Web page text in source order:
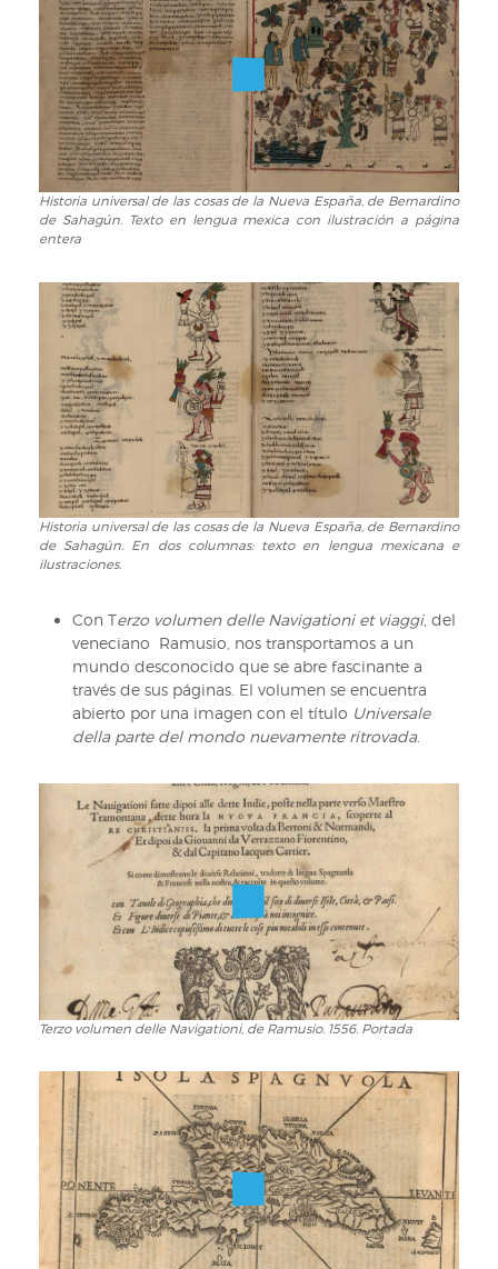
Nueva
España,
Bernardino
Sahagún.
Comienzo
del
manuscrito
Historia
universal
cosas
Nueva
España,
Bernardino
Sahagún.
Texto
en
lengua
ilustración
página
entera
Historia universal de las cosas de la Nueva España, de Bernardino
de Sahagún. Texto en lengua mexica con ilustración a página
entera
Historia
universal
cosas
Nueva
España,
de
Sahagún.
texto
mexicana
ilustraciones.
Historia universal de las cosas de la Nueva España, de Bernardino
de Sahagún. En dos columnas: texto en lengua mexicana e
ilustraciones.
Con Terzo volumen delle Navigationi et viaggi, del
veneciano Ramusio, nos transportamos a un
mundo desconocido que se abre fascinante a
través de sus páginas. El volumen se encuentra
abierto por una imagen con el título Universale
della parte del mondo nuevamente ritrovada.
Terzo
Navigationi,
Ramusio.
1556.
Portada
Terzo volumen delle Navigationi, de Ramusio. 1556. Portada